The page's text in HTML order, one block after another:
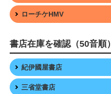
ローチケHMV
書店在庫を確認（50音順）
紀伊國屋書店
三省堂書店